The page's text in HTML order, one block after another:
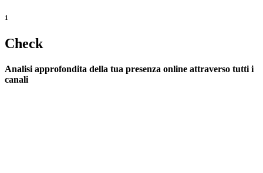
1
Check
Analisi approfondita della tua presenza online attraverso tutti i
canali